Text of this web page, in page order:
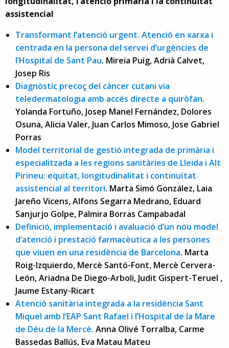
assistencial
Transformant l’atenció urgent. Atenció en xarxa i
centrada en la persona del servei d’urgències de
l’Hospital de Sant Pau. Mireia Puig, Adrià Calvet,
Josep Ris
Diagnòstic precoç del càncer cutani via
teledermatologia amb accés directe a quiròfan.
Yolanda Fortuño, Josep Manel Fernández, Dolores
Osuna, Alicia Valer, Juan Carlos Mimoso, Jose Gabriel
Porras
Model territorial de gestió integrada de primària i
especialitzada a les regions sanitàries de Lleida i Alt
Pirineu: equitat, longitudinalitat i continuïtat
assistencial al territori. Marta Simó González, Laia
Jareño Vicens, Alfons Segarra Medrano, Eduard
Sanjurjo Golpe, Palmira Borras Campabadal
Definició, implementació i avaluació d’un nou model
d’atenció i prestació farmacèutica a les persones
que viuen en una residència de Barcelona. Marta
Roig-Izquierdo, Mercè Santó-Font, Mercè Cervera-
León, Ariadna De Diego-Arboli, Judit Gispert-Teruel ,
Jaume Estany-Ricart
Atenció sanitària integrada a la residència Sant
Miquel amb l’EAP Sant Rafael i l’Hospital de la Mare
de Déu de la Mercè. Anna Olivé Torralba, Carme
Bassedas Ballús, Eva Matau Mateu